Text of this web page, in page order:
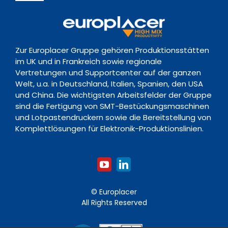
Nachrichten
Downloads
Schulungsakademie
Zur Europlacer Gruppe gehören Produktionsstätten
im UK und in Frankreich sowie regionale
Vertretungen und Supportcenter auf der ganzen
Welt, u.a. in Deutschland, Italien, Spanien, den USA
und China. Die wichtigsten Arbeitsfelder der Gruppe
sind die Fertigung von SMT-Bestückungsmaschinen
und Lotpastendruckern sowie die Bereitstellung von
Komplettlösungen für Elektronik-Produktionslinien.
© Europlacer
All Rights Reserved